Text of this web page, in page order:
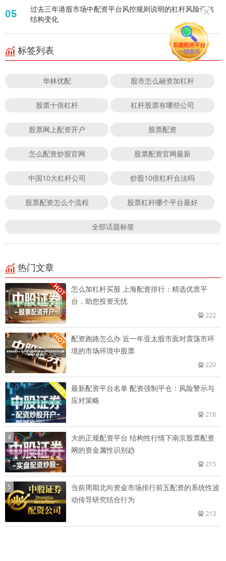
05
过去三年港股市场中配资平台风控规则说明的杠杆风险评估
结构变化
标签列表
华林优配 股市怎么融资加杠杆
股票十倍杠杆 杠杆股票有哪些公司
股票网上配资开户 股票配资
怎么配资炒股官网 股票配资官网最新
中国10大杠杆公司 炒股10倍杠杆合法吗
股票配资怎么个流程 股票杠杆哪个平台最好
全部话题标签
热门文章
怎么加杠杆买股 上海配资排行：精选优质平
台，助您投资无忧
222
配资跑路怎么办 近一年亚太股市面对震荡市环
境的市场环境中股票
220
最新配资平台名单 配资强制平仓：风险警示与
应对策略
218
4
大的正规配资平台 结构性行情下南京股票配资
网的资金属性识别趋
215
5
当前周期北向资金市场排行前五配资的系统性波
动传导研究结合行为
213